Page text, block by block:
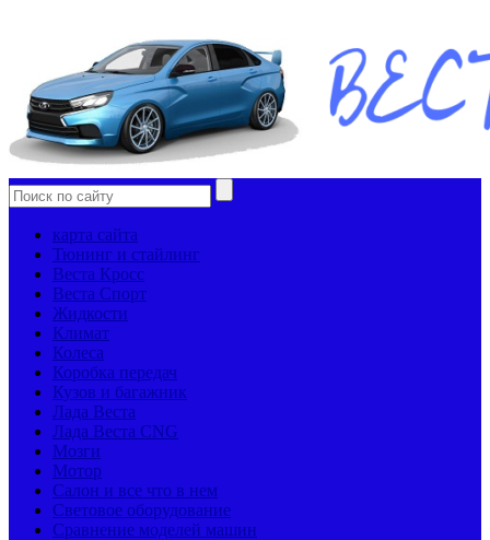
карта сайта
Тюнинг и стайлинг
Веста Кросс
Веста Спорт
Жидкости
Климат
Колеса
Коробка передач
Кузов и багажник
Лада Веста
Лада Веста CNG
Мозги
Мотор
Салон и все что в нем
Световое оборудование
Сравнение моделей машин